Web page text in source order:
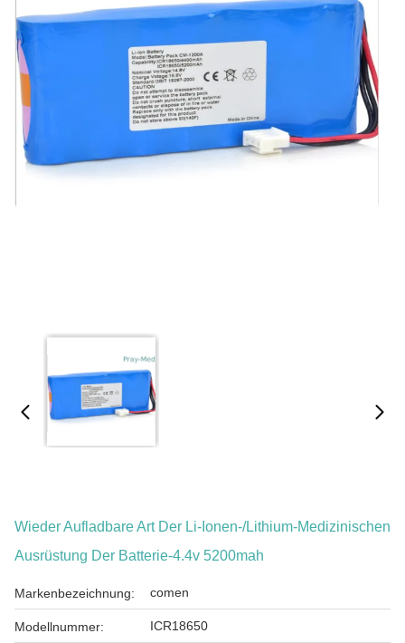
Wieder Aufladbare Art Der Li-Ionen-/Lithium-Medizinischen
Ausrüstung Der Batterie-4.4v 5200mah
Markenbezeichnung: comen
Modellnummer: ICR18650